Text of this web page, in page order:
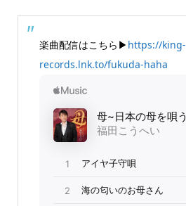
楽曲配信はこちら▶ https://king-
records.lnk.to/fukuda-haha